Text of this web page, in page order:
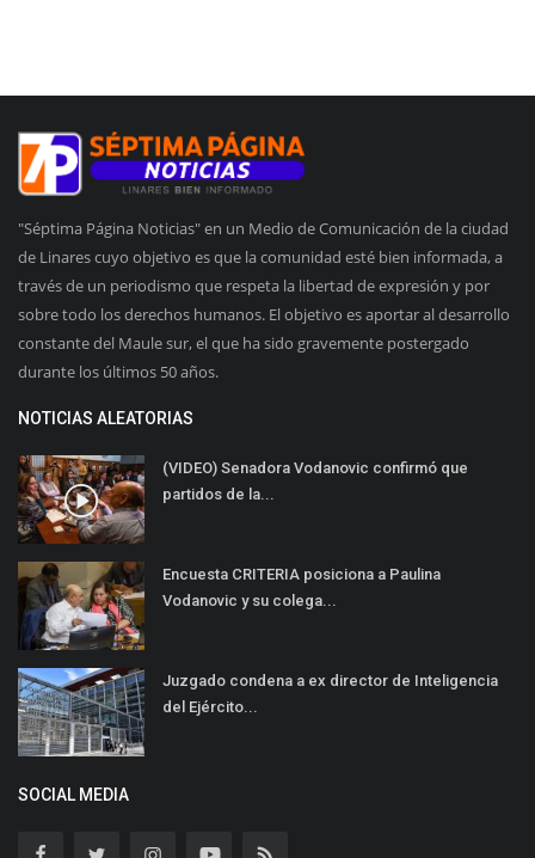
"Séptima Página Noticias" en un Medio de Comunicación de la ciudad
de Linares cuyo objetivo es que la comunidad esté bien informada, a
través de un periodismo que respeta la libertad de expresión y por
sobre todo los derechos humanos. El objetivo es aportar al desarrollo
constante del Maule sur, el que ha sido gravemente postergado
durante los últimos 50 años.
NOTICIAS ALEATORIAS
(VIDEO) Senadora Vodanovic confirmó que
partidos de la...
Encuesta CRITERIA posiciona a Paulina
Vodanovic y su colega...
Juzgado condena a ex director de Inteligencia
del Ejército...
SOCIAL MEDIA